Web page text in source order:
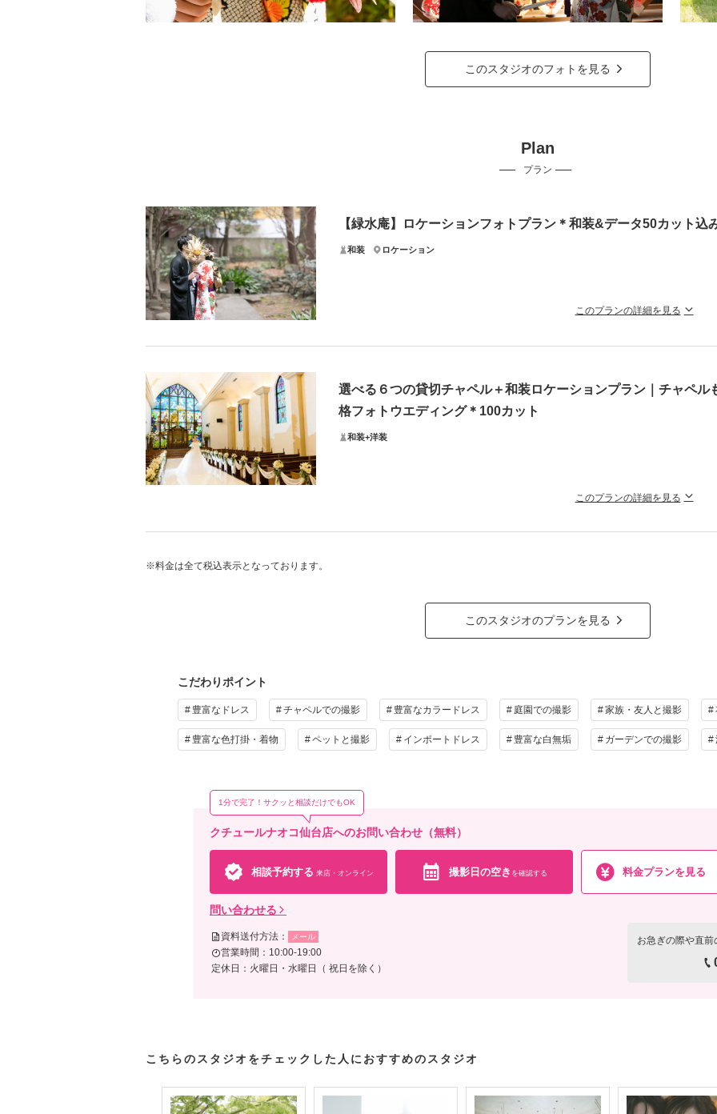
このスタジオのフォトを見る
Plan
プラン
【緑水庵】ロケーションフォトプラン＊和装&データ50カット込
和装 ロケーション
このプランの詳細を見る
クチュールナオコだから叶う＊上質で豊富なラインナップから選ぶ和装で
プラン詳細
撮影料
家族と撮影 家族用衣
その他含むもの
来店・オンライン
選べる６つの貸切チャペル＋和装ロケーションプラン｜チャペ
格フォトウエディング＊100カット
和装+洋装
このプランの詳細を見る
クチュールナオコだから叶う＊上質で豊富なラインナップから選ぶ本格衣
会食 家族と撮影 家族用衣装
その他含むもの
※料金は全て税込表示となっております。
このスタジオのプランを見る
こだわりポイント
豊富なドレス チャペルでの撮影 豊富なカラードレス 庭園での撮影 家族・友人と撮影
豊富な色打掛・着物 ペットと撮影 インポートドレス 豊富な白無垢 ガーデンでの撮影
クチュールナオコ仙台店へのお問い合わせ（無料）
1分で完了！サクッと相談だけでもOK
相談予約する 来店・オンライン 撮影日の空き を確認する 料金プランを見る
問い合わせる
資料送付方法： メール
営業時間：10:00-19:00
定休日：火曜日・水曜日（ 祝日を除く）
お急ぎの際や直
こちらのスタジオをチェックした人におすすめのスタジオ